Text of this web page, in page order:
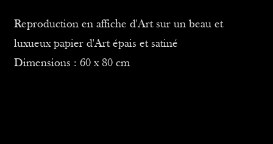
Reproduction en affiche d'Art sur un beau et
luxueux papier d'Art épais et satiné
Dimensions : 60 x 80 cm